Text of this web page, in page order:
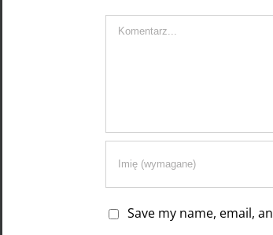
Komentarz
Save my name, email,